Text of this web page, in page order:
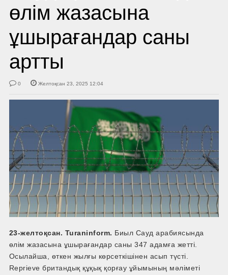
өлім жазасына
ұшырағандар саны
артты
0 Желтоқсан 23, 2025 12:04
23-желтоқсан. Turaninform. Биыл Сауд арабиясында
өлім жазасына ұшырағандар саны 347 адамға жетті.
Осылайша, өткен жылғы көрсеткішінен асып түсті.
Reprieve британдық құқық қорғау ұйымының мәліметі